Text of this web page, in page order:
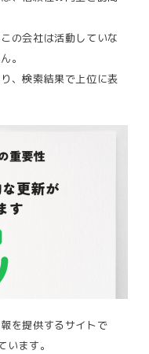
の会社は活動していな
。
、検索結果で上位に表
を提供するサイトで
ます。